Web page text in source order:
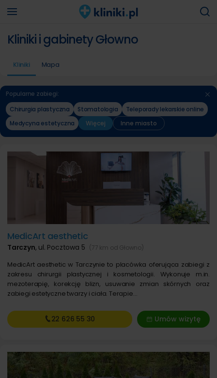
Kliniki i gabinety Głowno
Kliniki Mapa
Popularne zabiegi:
Chirurgia plastyczna
Stomatologia
Teleporady lekarskie online
Medycyna estetyczna
Więcej Inne miasto
MedicArt aesthetic
Tarczyn, ul. Pocztowa 5 (77 km od Głowno)
MedicArt aesthetic w Tarczynie to placówka oferująca zabiegi z
zakresu chirurgii plastycznej i kosmetologii. Wykonuje m.in.
mezoterapię, korekcję blizn, usuwanie zmian skórnych oraz
zabiegi estetyczne twarzy i ciała. Terapie…
Umów wizytę
22 626 55 30